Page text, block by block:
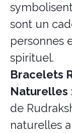
sont un
personnes
spirituel.
Bracelets
Naturelles
de
naturelles